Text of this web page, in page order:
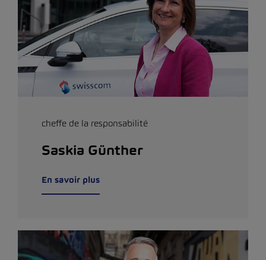
cheffe de la responsabilité
Saskia Günther
En savoir plus